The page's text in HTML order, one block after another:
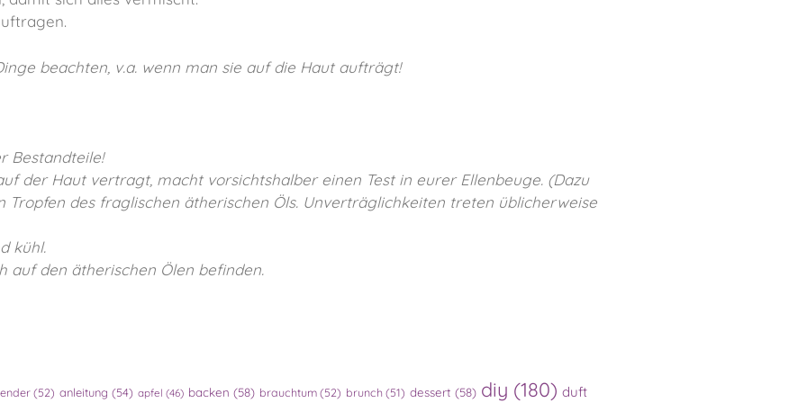
beachten, v.a. wenn man sie auf die Haut aufträgt!
Bestandteile!
der Haut vertragt, macht vorsichtshalber einen Test in eurer Ellenbeuge. (Dazu
des fraglischen ätherischen Öls. Unverträglichkeiten treten üblicherweise
kühl.
auf den ätherischen Ölen befinden.
(52) anleitung (54) apfel (46) backen (58) brauchtum(52) brunch(51) dessert (58) diy (180) duft